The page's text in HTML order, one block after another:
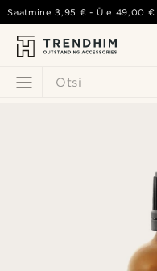
Otsi
Saatmine3,95 € - Üle 49,00 €